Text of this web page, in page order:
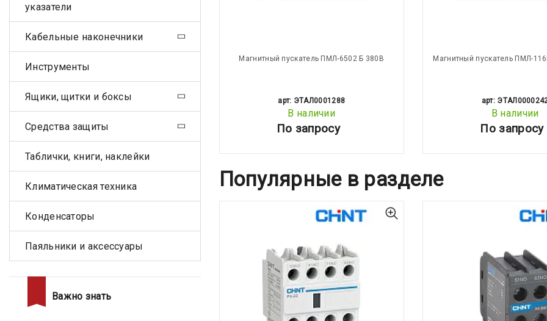
Магнитный пускатель ПМЛ-6502 Б 380В
арт: ЭТАЛ0001288
В наличии
По запросу
Магнитный пускатель ПМЛ-
арт:
В наличии
По запросу
Популярные в разделе
указатели
Кабельные наконечники
Инструменты
Ящики, щитки и боксы
Средства защиты
Таблички, книги, наклейки
Климатическая техника
Конденсаторы
Паяльники и аксессуары
Важно знать